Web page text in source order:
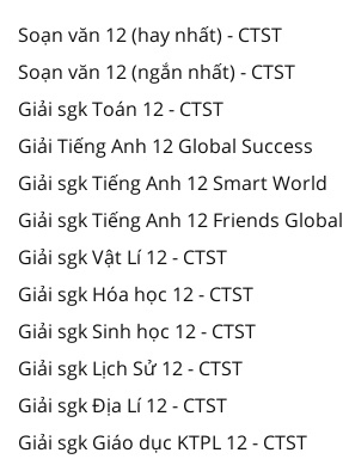
Soạn văn 12 (hay nhất) - CTST
Soạn văn 12 (ngắn nhất) - CTST
Giải sgk Toán 12 - CTST
Giải Tiếng Anh 12 Global Success
Giải sgk Tiếng Anh 12 Smart World
Giải sgk Tiếng Anh 12 Friends Global
Giải sgk Vật Lí 12 - CTST
Giải sgk Hóa học 12 - CTST
Giải sgk Sinh học 12 - CTST
Giải sgk Lịch Sử 12 - CTST
Giải sgk Địa Lí 12 - CTST
Giải sgk Giáo dục KTPL 12 - CTST